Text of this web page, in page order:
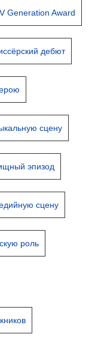
Generation Award
дебют
сцену
эпизод
сцену
роль